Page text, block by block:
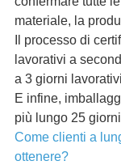
materiale, la
Il processo di
lavorativi a
a 3 giorni
E infine,
più lungo 25
Come clienti a
ottenere?